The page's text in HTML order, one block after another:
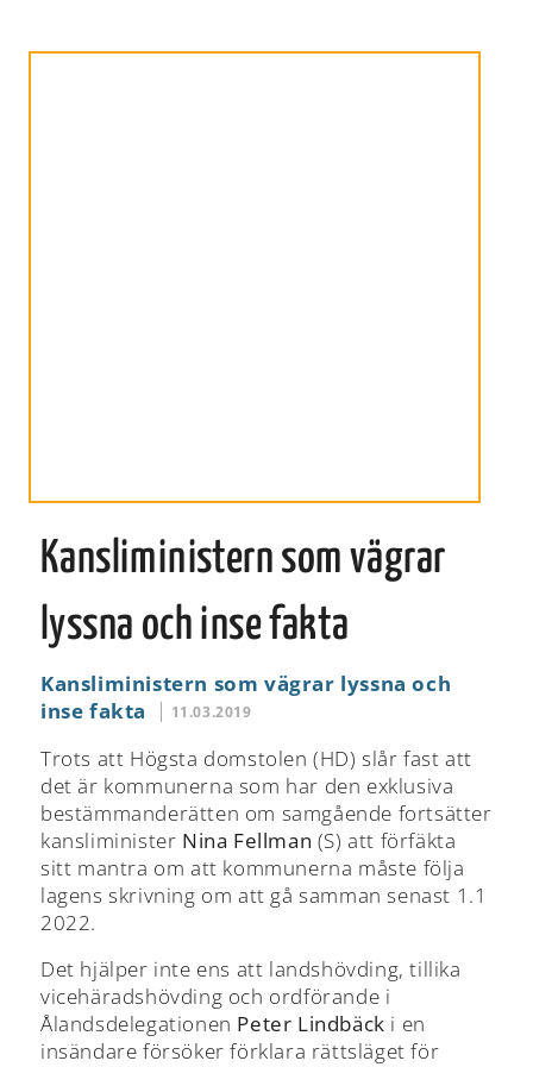
Kansliministern som vägrar
lyssna och inse fakta
Kansliministern som vägrar lyssna och
inse fakta
11.03.2019
Trots att Högsta domstolen (HD) slår fast att
det är kommunerna som har den exklusiva
bestämmanderätten om samgående fortsätter
kansliminister Nina Fellman (S) att förfäkta
sitt mantra om att kommunerna måste följa
lagens skrivning om att gå samman senast 1.1
2022.
Det hjälper inte ens att landshövding, tillika
vicehäradshövding och ordförande i
Ålandsdelegationen Peter Lindbäck i en
insändare försöker förklara rättsläget för